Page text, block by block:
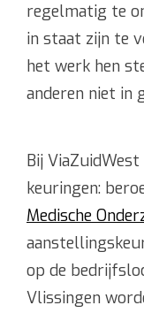
Over ons
Tarieven
regelmatig te
in staat zijn te
het werk hen
anderen niet in
Bij
keuringen:
Medische
op de
Vlissingen